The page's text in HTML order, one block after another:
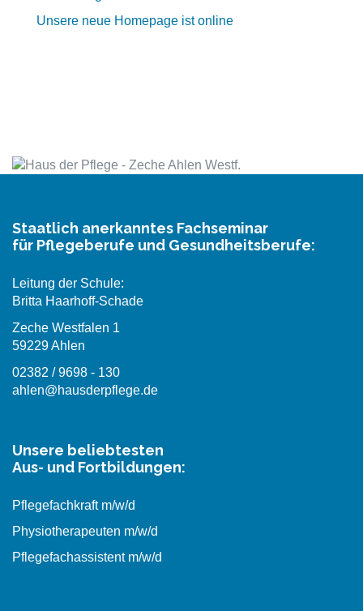
Unsere neue Homepage ist online
Staatlich anerkanntes Fachseminar
für Pflegeberufe und Gesundheitsberufe:
Leitung der Schule:
Britta Haarhoff-Schade
Zeche Westfalen 1
59229 Ahlen
02382 / 9698 - 130
ahlen@hausderpflege.de
Unsere beliebtesten
Aus- und Fortbildungen:
Pflegefachkraft m/w/d
Physiotherapeuten m/w/d
Pflegefachassistent m/w/d